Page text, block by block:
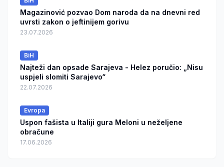
Magazinović pozvao Dom naroda da na dnevni red
uvrsti zakon o jeftinijem gorivu
23.07.2026
BiH
Najteži dan opsade Sarajeva - Helez poručio: „Nisu
uspjeli slomiti Sarajevo“
22.07.2026
Evropa
Uspon fašista u Italiji gura Meloni u neželjene
obračune
17.06.2026